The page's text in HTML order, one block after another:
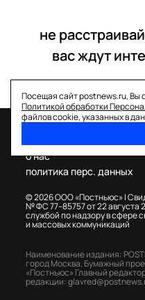
не
вас ждут
Посещая сайт postnews.ru, Вы
Политикой обработки
файлов cookie, указанных в
© 2026 ООО «Постньюс» |
№ ФС 77–85757 от 22 августа
службой по надзору в сфере
и массовых коммуникаций
о нас
политика перс. данных
Наименование издания:
город Москва, Бумажный
«Постньюс» Главный
редакции: